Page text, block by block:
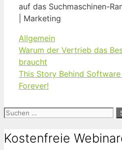
auf das Suchmaschinen-
| Marketing
Kategorien
Allgemein
Warum der Vertrieb das
braucht
This Story Behind
Forever!
Suchen
Kostenfreie